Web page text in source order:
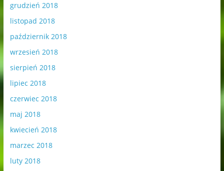
grudzień 2018
listopad 2018
październik 2018
wrzesień 2018
sierpień 2018
lipiec 2018
czerwiec 2018
maj 2018
kwiecień 2018
marzec 2018
luty 2018